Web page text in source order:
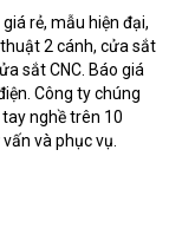
giá rẻ, mẫu hiện đại,
2 cánh, cửa sắt
sắt CNC. Báo giá
Công ty chúng
nghề trên 10
và phục vụ.